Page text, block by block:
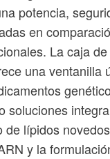
potencia,
en
La caja
una ventanilla
soluciones
de lípidos
y la